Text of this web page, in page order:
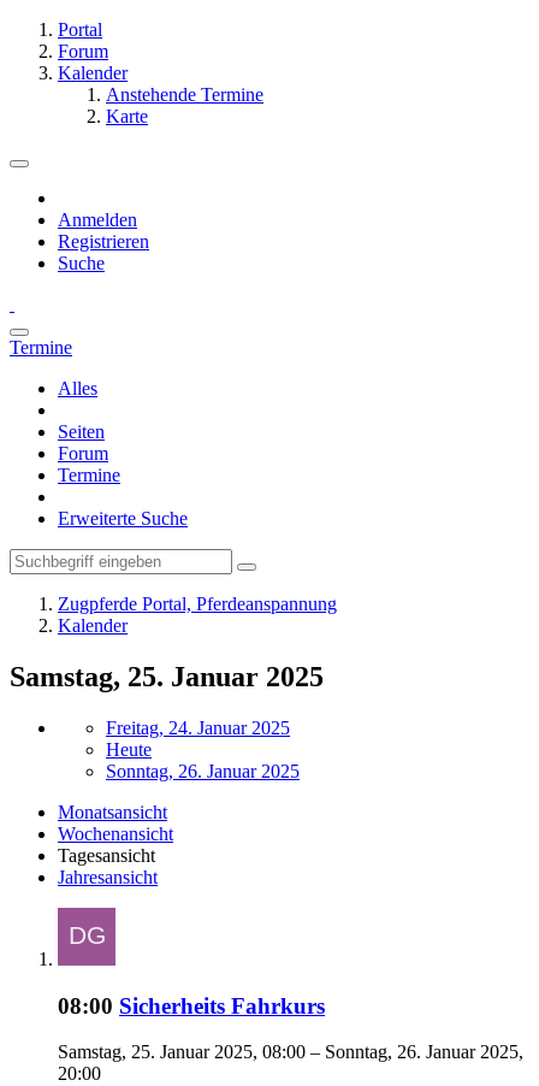
Portal
Forum
Kalender
Anstehende Termine
Karte
Anmelden
Registrieren
Suche
Termine
Alles
Seiten
Forum
Termine
Erweiterte Suche
Zugpferde Portal, Pferdeanspannung
Kalender
Samstag, 25. Januar 2025
Freitag, 24. Januar 2025
Heute
Sonntag, 26. Januar 2025
Monatsansicht
Wochenansicht
Tagesansicht
Jahresansicht
08:00 Sicherheits Fahrkurs
Samstag, 25. Januar 2025, 08:00 – Sonntag, 26. Januar 2025,
20:00